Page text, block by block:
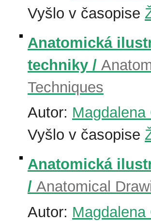
Vyšlo v časopise
Anatomická
techniky /
Techniques
Autor:
Vyšlo v časopise
Anatomická
/ Anatomical
Autor: